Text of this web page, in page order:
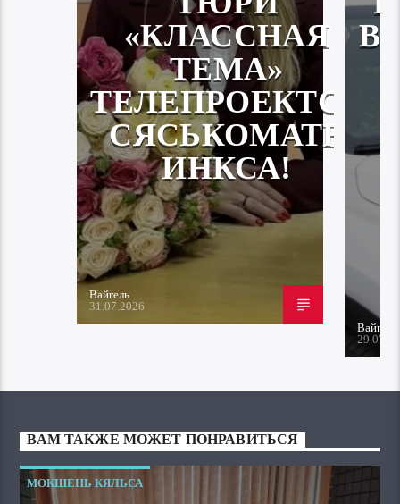
«КЛАССНАЯ
ТЕМА»
ТЕЛЕПРОЕКТСА
СЯСЬКОМАТЬ
ИНКСА!
Вайгель
31.07.2026
Вайгель
ВАМ ТАКЖЕ МОЖЕТ ПОНРАВИТЬСЯ
МОКШЕНЬ КЯЛЬСА